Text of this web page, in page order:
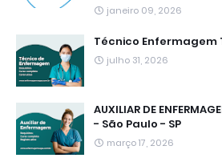
janeiro 09, 2026
Técnico Enfermagem
julho 31, 2026
AUXILIAR DE
- São Paulo - SP
março 17, 2026